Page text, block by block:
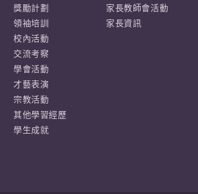
獎勵計劃
領袖培訓
校內活動
交流考察
學會活動
才藝表演
宗教活動
其他學習經歷
學生成就
家長教師會活動
家長資訊